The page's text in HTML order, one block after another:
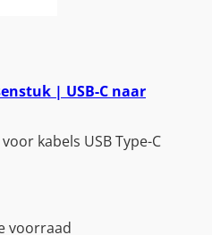
| USB-C naar
kabels USB Type-C
voorraad